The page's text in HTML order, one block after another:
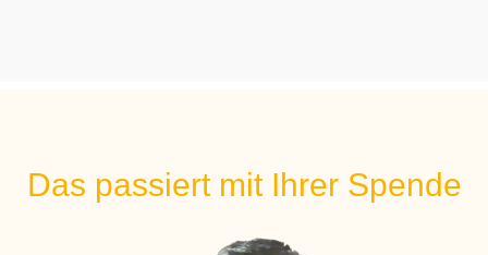
Das passiert mit Ihrer Spende